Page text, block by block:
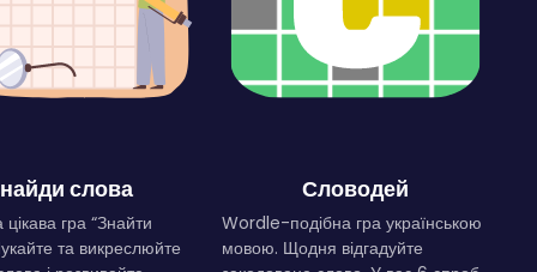
слова
гра “Знайти
та викреслюйте
Словодей
Wordle-подібна гра українською
мовою. Щодня відгадуйте